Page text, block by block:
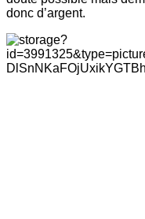
donc d’argent.